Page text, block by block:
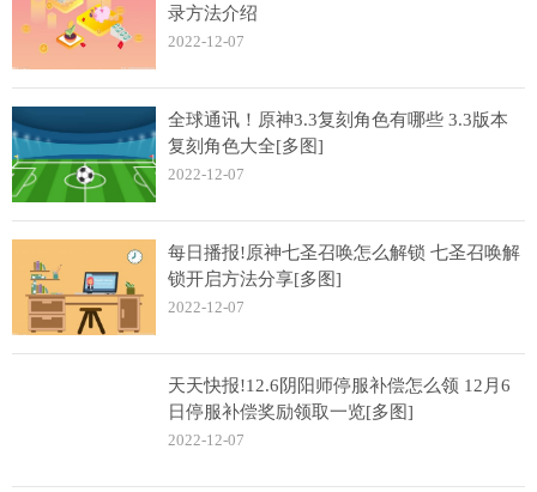
录方法介绍
2022-12-07
全球通讯！原神3.3复刻角色有哪些 3.3版本
复刻角色大全[多图]
2022-12-07
每日播报!原神七圣召唤怎么解锁 七圣召唤解
锁开启方法分享[多图]
2022-12-07
天天快报!12.6阴阳师停服补偿怎么领 12月6
日停服补偿奖励领取一览[多图]
2022-12-07